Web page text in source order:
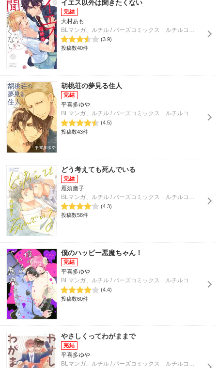
イエス以外は聞きたくない
大村あも
BLマンガ、ルチル / バーズコミックス ルチルコレクション
(3.9)
投稿数40件
胡桃荘の夢見る住人
平喜多ゆや
BLマンガ、ルチル / バーズコミックス ルチルコレクション
(4.5)
投稿数43件
どう考えても死んでいる
雁須磨子
BLマンガ、ルチル / バーズコミックス ルチルコレクション
(4.3)
投稿数58件
僕のハッピー悪魔ちゃん！
平喜多ゆや
BLマンガ、ルチル / バーズコミックス ルチルコレクション
(4.4)
投稿数60件
やさしくってわがままで
平喜多ゆや
BLマンガ、ルチル / バーズコミックス ルチルコレクション